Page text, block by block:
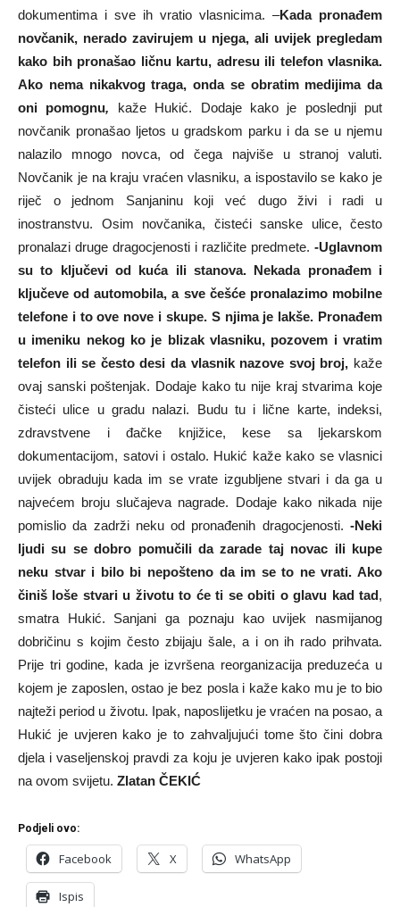
dokumentima i sve ih vratio vlasnicima. –Kada pronađem
novčanik, nerado zavirujem u njega, ali uvijek pregledam
kako bih pronašao ličnu kartu, adresu ili telefon vlasnika.
Ako nema nikakvog traga, onda se obratim medijima da
oni pomognu,
kaže Hukić. Dodaje kako je poslednji put
novčanik pronašao ljetos u gradskom parku i da se u njemu
nalazilo mnogo novca, od čega najviše u stranoj valuti.
Novčanik je na kraju vraćen vlasniku, a ispostavilo se kako je
riječ o jednom Sanjaninu koji već dugo živi i radi u
inostranstvu. Osim novčanika, čisteći sanske ulice, često
pronalazi druge dragocjenosti i različite predmete. -Uglavnom
su to ključevi od kuća ili stanova. Nekada pronađem i
ključeve od automobila, a sve češće pronalazimo mobilne
telefone i to ove nove i skupe. S njima je lakše. Pronađem
u imeniku nekog ko je blizak vlasniku, pozovem i vratim
telefon ili se često desi da vlasnik nazove svoj broj, kaže
ovaj sanski poštenjak. Dodaje kako tu nije kraj stvarima koje
čisteći ulice u gradu nalazi. Budu tu i lične karte, indeksi,
zdravstvene i đačke knjižice, kese sa ljekarskom
dokumentacijom, satovi i ostalo. Hukić kaže kako se vlasnici
uvijek obraduju kada im se vrate izgubljene stvari i da ga u
najvećem broju slučajeva nagrade. Dodaje kako nikada nije
pomislio da zadrži neku od pronađenih dragocjenosti. -Neki
ljudi su se dobro pomučili da zarade taj novac ili kupe
neku stvar i bilo bi nepošteno da im se to ne vrati. Ako
činiš loše stvari u životu to će ti se obiti o glavu kad tad,
smatra Hukić. Sanjani ga poznaju kao uvijek nasmijanog
dobričinu s kojim često zbijaju šale, a i on ih rado prihvata.
Prije tri godine, kada je izvršena reorganizacija preduzeća u
kojem je zaposlen, ostao je bez posla i kaže kako mu je to bio
najteži period u životu. Ipak, naposlijetku je vraćen na posao, a
Hukić je uvjeren kako je to zahvaljujući tome što čini dobra
djela i vaseljenskoj pravdi za koju je uvjeren kako ipak postoji
na ovom svijetu. Zlatan ČEKIĆ
Podjeli ovo:
Facebook X WhatsApp
Ispis